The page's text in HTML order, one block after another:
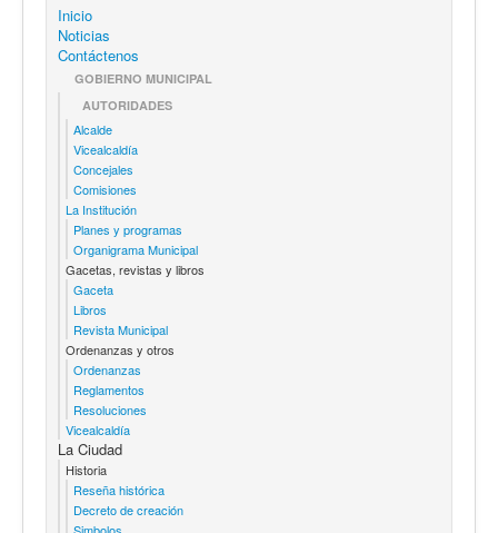
Inicio
Noticias
Contáctenos
GOBIERNO MUNICIPAL
AUTORIDADES
Alcalde
Vicealcaldía
Concejales
Comisiones
La Institución
Planes y programas
Organigrama Municipal
Gacetas, revistas y libros
Gaceta
Libros
Revista Municipal
Ordenanzas y otros
Ordenanzas
Reglamentos
Resoluciones
Vicealcaldía
La Ciudad
Historia
Reseña histórica
Decreto de creación